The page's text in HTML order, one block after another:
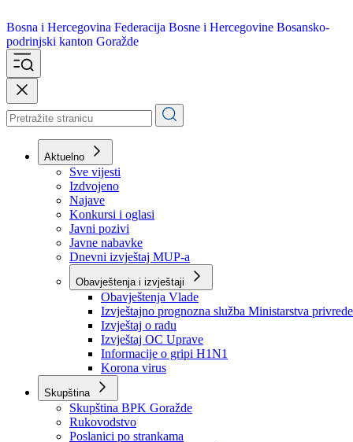
Bosna i Hercegovina
podrinjski kanton Goražde
Aktuelno
Sve vijesti
Izdvojeno
Najave
Konkursi i oglasi
Javni pozivi
Javne nabavke
Dnevni izvještaj MUP-a
Obavještenja i izvještaji
Obavještenja Vlade
Izvještajno prognozna služba Ministarstva privrede
Izvještaj o radu
Izvještaj OC Uprave
Informacije o gripi H1N1
Korona virus
Skupština